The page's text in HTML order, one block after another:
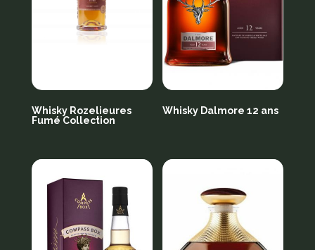
Whisky Rozelieures
Fumé Collection
Whisky Dalmore 12 ans